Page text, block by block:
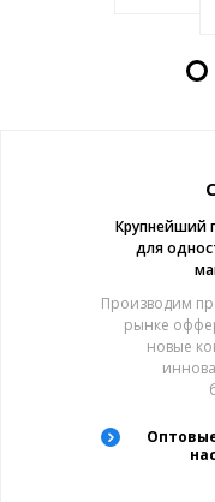
Крупнейший
для
Производим
рынке
новые